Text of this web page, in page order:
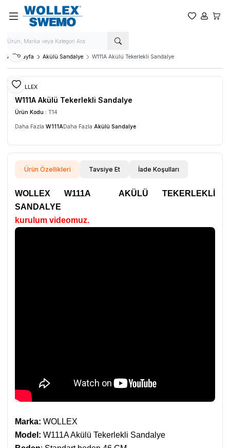
Favorilerim
Hesabım
Ana Sayfa Akülü Sandalye W111A Akülü Tekerlekli Sandalye
Favoriye Ekle
Paylaş
WOLLEX
W111A Akülü Tekerlekli Sandalye
Ürün Kodu : T14
Daha Fazla W111ADaha Fazla Akülü Sandalye
Ürün Özellikleri Tavsiye Et İade Koşulları
WOLLEX W111A AKÜLÜ TEKERLEKLİ
SANDALYE
kurulum videomuz.
Marka: WOLLEX
Model: W111A Akülü Tekerlekli Sandalye